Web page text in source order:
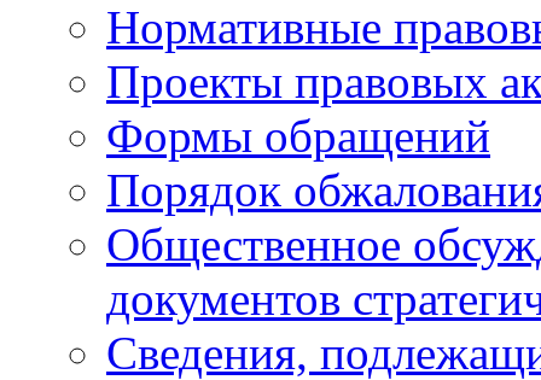
Нормативные
Проекты правовых
Формы обращений
Порядок
Общественное
документов
Сведения,